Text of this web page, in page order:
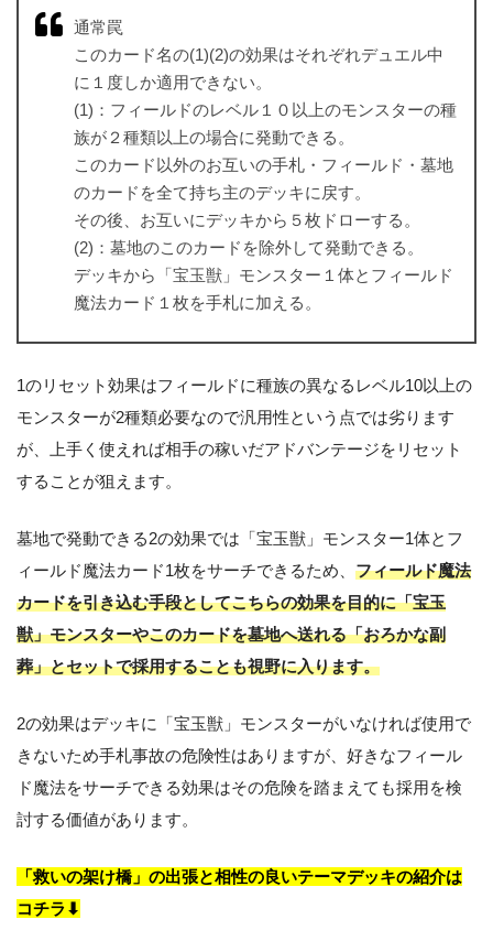
通常罠
このカード名の(1)(2)の効果はそれぞれデュエル中
に１度しか適用できない。
(1)：フィールドのレベル１０以上のモンスターの種
族が２種類以上の場合に発動できる。
このカード以外のお互いの手札・フィールド・墓地
のカードを全て持ち主のデッキに戻す。
その後、お互いにデッキから５枚ドローする。
(2)：墓地のこのカードを除外して発動できる。
デッキから「宝玉獣」モンスター１体とフィールド
魔法カード１枚を手札に加える。
1のリセット効果はフィールドに種族の異なるレベル10以上の
モンスターが2種類必要なので汎用性という点では劣ります
が、上手く使えれば相手の稼いだアドバンテージをリセット
することが狙えます。
墓地で発動できる2の効果では「宝玉獣」モンスター1体とフ
ィールド魔法カード1枚をサーチできるため、 フィールド魔法
カードを引き込む手段としてこちらの効果を目的に「宝玉
獣」モンスターやこのカードを墓地へ送れる「おろかな副
葬」とセットで採用することも視野に入ります。
2の効果はデッキに「宝玉獣」モンスターがいなければ使用で
きないため手札事故の危険性はありますが、好きなフィール
ド魔法をサーチできる効果はその危険を踏まえても採用を検
討する価値があります。
「救いの架け橋」の出張と相性の良いテーマデッキの紹介は
コチラ⬇︎